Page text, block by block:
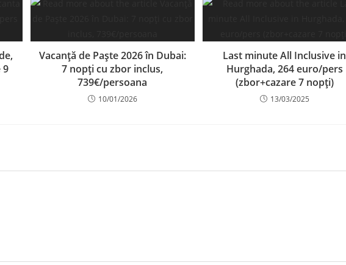
9
Vacanță de Paște 2026 în Dubai:
7 nopți cu zbor inclus,
739€/persoana
10/01/2026
Last minute All Inclusive in
Hurghada, 264 euro/pers
(zbor+cazare 7 nopți)
13/03/2025